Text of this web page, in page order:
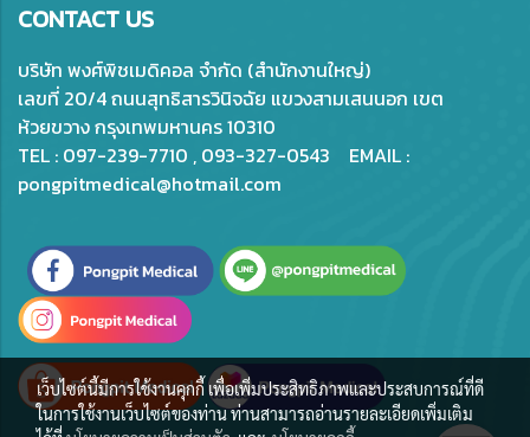
CONTACT US
บริษัท พงศ์พิชเมดิคอล จำกัด (สำนักงานใหญ่)
เลขที่ 20/4 ถนนสุทธิสารวินิจฉัย แขวงสามเสนนอก เขต
ห้วยขวาง กรุงเทพมหานคร 10310
TEL : 097-239-7710 , 093-327-0543 EMAIL :
pongpitmedical@hotmail.com
เว็บไซต์นี้มีการใช้งานคุกกี้ เพื่อเพิ่มประสิทธิภาพและประสบการณ์ที่ดี
ในการใช้งานเว็บไซต์ของท่าน ท่านสามารถอ่านรายละเอียดเพิ่มเติม